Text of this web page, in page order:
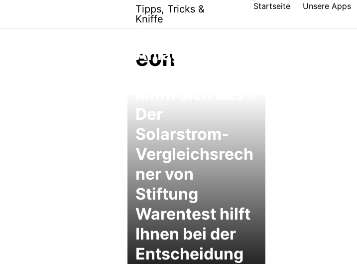
content
Tipps, Tricks &
Kniffe
Startseite Unsere Apps
eon
Solarstrom-
Anlage für
Der
Solarstrom-
Vergleichsrech
ner von
Stiftung
Warentest hilft
Ihnen bei der
Entscheidung